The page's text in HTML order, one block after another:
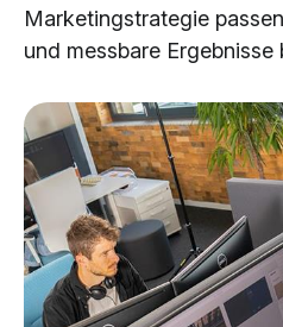
Marketingstrategie
und messbare Ergebnisse